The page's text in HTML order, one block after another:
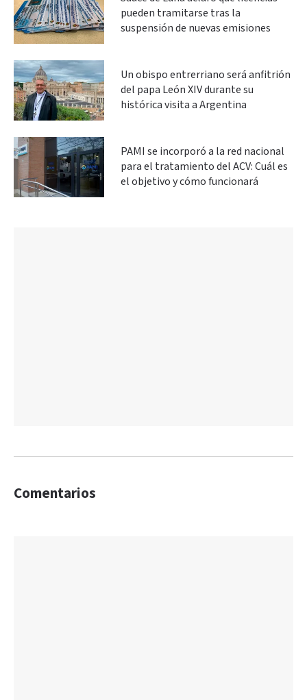
pueden tramitarse tras la
suspensión de nuevas emisiones
Un obispo entrerriano será anfitrión
del papa León XIV durante su
histórica visita a Argentina
PAMI se incorporó a la red nacional
para el tratamiento del ACV: Cuál es
el objetivo y cómo funcionará
Comentarios